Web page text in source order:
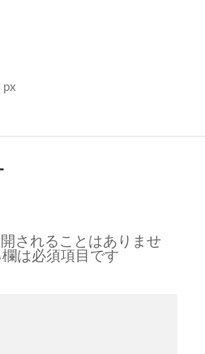
px
されることはありませ
は必須項目です